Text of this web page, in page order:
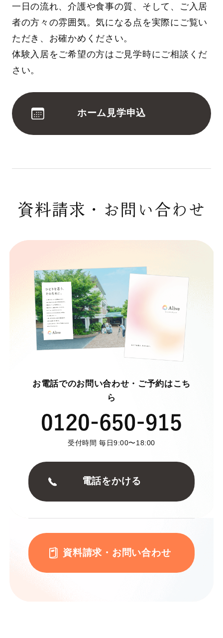
一日の流れ、介護や食事の質、そして、ご入居
者の方々の雰囲気。気になる点を実際にご覧い
ただき、お確かめください。
体験入居をご希望の方はご見学時にご相談くだ
さい。
ホーム見学申込
資料請求・お問い合わせ
お電話でのお問い合わせ・ご予約はこち
ら
受付時間 毎日9:00〜18:00
電話をかける
資料請求・お問い合わせ